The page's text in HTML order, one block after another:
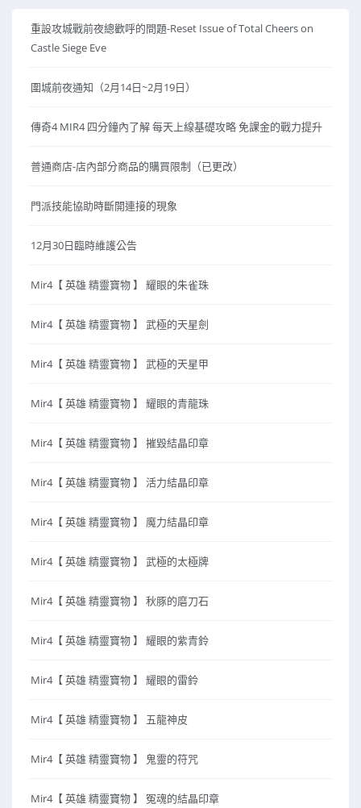
重設攻城戰前夜總歡呼的問題-Reset Issue of Total Cheers on
Castle Siege Eve
圍城前夜通知（2月14日~2月19日）
傳奇4 MIR4 四分鐘內了解 每天上線基礎攻略 免課金的戰力提升
普通商店-店內部分商品的購買限制（已更改）
門派技能協助時斷開連接的現象
12月30日臨時維護公告
Mir4【 英雄 精靈寶物 】 耀眼的朱雀珠
Mir4【 英雄 精靈寶物 】 武極的天星劍
Mir4【 英雄 精靈寶物 】 武極的天星甲
Mir4【 英雄 精靈寶物 】 耀眼的青龍珠
Mir4【 英雄 精靈寶物 】 摧毀結晶印章
Mir4【 英雄 精靈寶物 】 活力結晶印章
Mir4【 英雄 精靈寶物 】 魔力結晶印章
Mir4【 英雄 精靈寶物 】 武極的太極牌
Mir4【 英雄 精靈寶物 】 秋豚的磨刀石
Mir4【 英雄 精靈寶物 】 耀眼的紫青鈴
Mir4【 英雄 精靈寶物 】 耀眼的雷鈴
Mir4【 英雄 精靈寶物 】 五龍神皮
Mir4【 英雄 精靈寶物 】 鬼靈的符咒
Mir4【 英雄 精靈寶物 】 冤魂的結晶印章